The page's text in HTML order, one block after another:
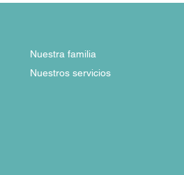
Nuestros servicios
Nuestra familia